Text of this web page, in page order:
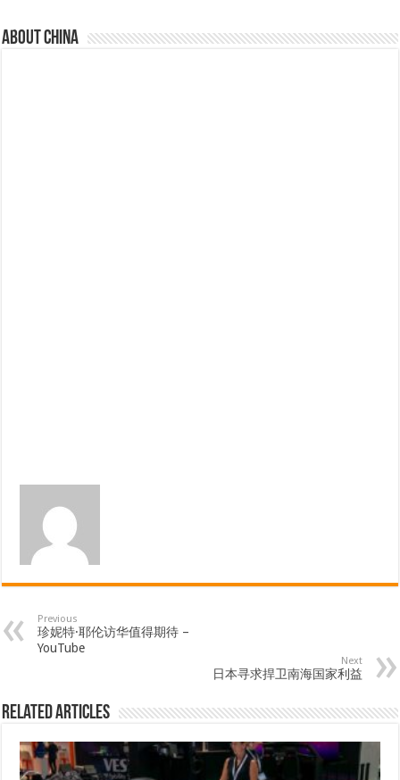
About china
Previous
珍妮特·耶伦访华值得期待 –
YouTube
Next
日本寻求捍卫南海国家利益
Related Articles